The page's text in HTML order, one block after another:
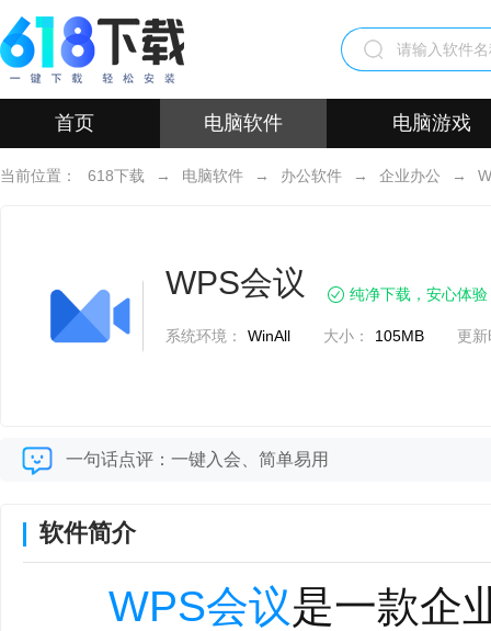
首页 电脑软件 电脑游戏
当前位置： 618下载 → 电脑软件 → 办公软件 → 企业办公 →
WPS会议 纯净下载，安心体验
系统环境： WinAll 大小： 105MB 更
一句话点评：一键入会、简单易用
软件简介
WPS会议是一款企